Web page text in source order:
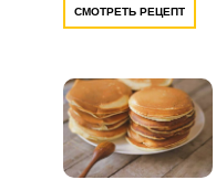
СМОТРЕТЬ РЕЦЕПТ